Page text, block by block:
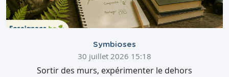
Symbioses
30 juillet 2026 15:18
Sortir des murs, expérimenter le dehors